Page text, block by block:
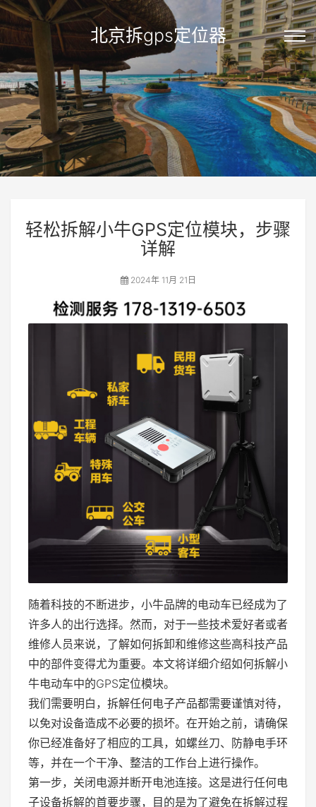
北京拆gps定位器
轻松拆解小牛GPS定位模块，步骤
详解
2024年 11月 21日
随着科技的不断进步，小牛品牌的电动车已经成为了
许多人的出行选择。然而，对于一些技术爱好者或者
维修人员来说，了解如何拆卸和维修这些高科技产品
中的部件变得尤为重要。本文将详细介绍如何拆解小
牛电动车中的GPS定位模块。
我们需要明白，拆解任何电子产品都需要谨慎对待，
以免对设备造成不必要的损坏。在开始之前，请确保
你已经准备好了相应的工具，如螺丝刀、防静电手环
等，并在一个干净、整洁的工作台上进行操作。
第一步，关闭电源并断开电池连接。这是进行任何电
子设备拆解的首要步骤，目的是为了避免在拆解过程